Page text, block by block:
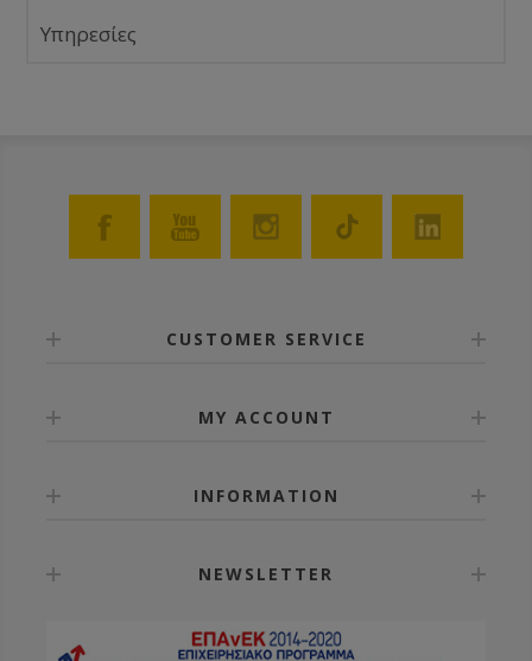
Υπηρεσίες
CUSTOMER SERVICE
MY ACCOUNT
INFORMATION
NEWSLETTER